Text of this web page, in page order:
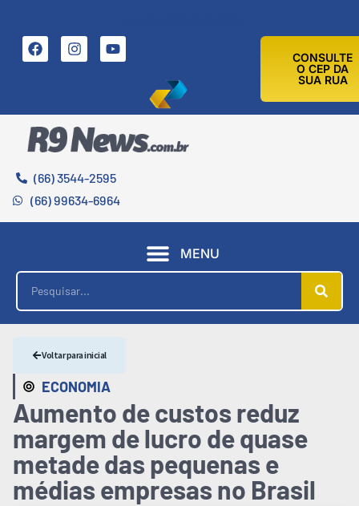
CONSULTE
O CEP DA
SUA RUA
(66) 3544-2595
(66) 99634-6964
MENU
ECONOMIA
Voltar para inicial
Aumento de custos reduz
margem de lucro de quase
metade das pequenas e
médias empresas no Brasil